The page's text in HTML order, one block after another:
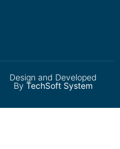
Design and Developed
ByTechSoft System